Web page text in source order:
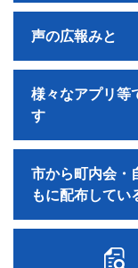
声の広報みと
様々なアプリ等
す
市から町内会・
もに配布してい